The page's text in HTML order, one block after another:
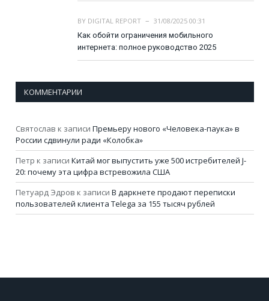
BY DIGITAL REPORT
31/08/2025 00:31
Как обойти ограничения мобильного
интернета: полное руководство 2025
КОММЕНТАРИИ
Святослав к записи Премьеру нового «Человека-паука» в
России сдвинули ради «Колобка»
Петр к записи Китай мог выпустить уже 500 истребителей J-
20: почему эта цифра встревожила США
Петуард Эдров к записи В даркнете продают переписки
пользователей клиента Telega за 155 тысяч рублей